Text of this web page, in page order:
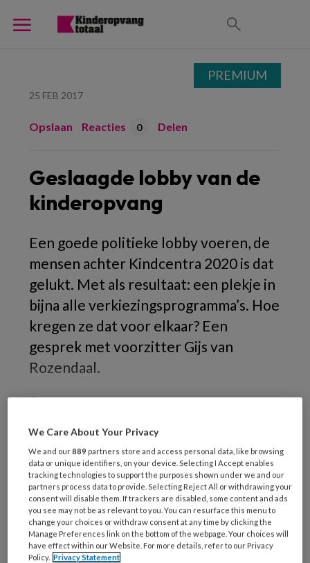
25 FEB 2017
Opslaan Reacties 0 Delen
Geslaagde lobby van de
kinderopvang
Een goede politieke lobby voeren, de
mensen achter Kindcentra 2020 is dat
gelukt. Met als resultaat: een plekje in
bijna alle verkiezingsprogramma’s. Hoe
kregen ze dat voor elkaar? Een
gesprek met voorzitter Gijs van
Rozendaal.
Op
REGISTREREN
Wil je dit artikel lezen?
Maak gratis een account aan en lees 2
artikelen gratis per maand
PREMIUM
We Care About Your Privacy
We and our889 partners store and access personal data, like browsing
data or unique identifiers, on your device. Selecting I Accept enables
tracking technologies to support the purposes shown under we and our
partners process data to provide. Selecting Reject All or withdrawing your
consent will disable them. If trackers are disabled, some content and ads
you see may not be as relevant to you. You can resurface this menu to
change your choices or withdraw consent at any time by clicking the
Manage Preferences link on the bottom of the webpage. Your choices will
have effect within our Website. For more details, refer to our Privacy
Policy. Privacy Statement